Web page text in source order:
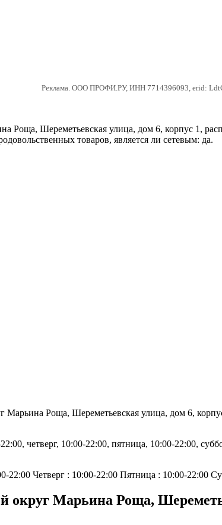
Реклама. ООО ПРОФИ.РУ, ИНН 7714396093, erid:
Роща, Шереметьевская улица, дом 6, корпус 1,
товаров, является ли сетевым: да.
Роща, Шереметьевская улица, дом 6,
четверг, 10:00-22:00, пятница, 10:00-22:00,
Четверг : 10:00-22:00 Пятница : 10:00-22:00
Марьина Роща,